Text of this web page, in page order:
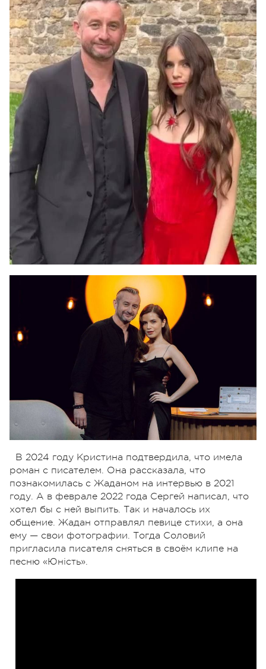
В 2024 году Кристина подтвердила, что имела
роман с писателем. Она рассказала, что
познакомилась с Жаданом на интервью в 2021
году. А в феврале 2022 года Сергей написал, что
хотел бы с ней выпить. Так и началось их
общение. Жадан отправлял певице стихи, а она
ему — свои фотографии. Тогда Соловий
пригласила писателя сняться в своём клипе на
песню «Юність».